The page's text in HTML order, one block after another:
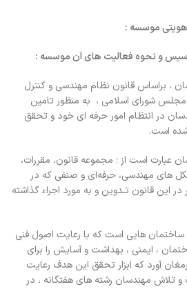
و نحوه فعالیت های آن موسسه :
، براساس قانون نظام مهندسی و کنترل
ساختمان مصوب سال ۱۳۷۴ مجلس شورای اسلامی ، به منظور تامین
در انتظام امور حرفه ای خود و تحقق
است.
عبارت‌ است‌ از ؛ مجموعه‌ قانون‌، مقررات‌،
های‌ مهندسی‌، حرفه‌ای و صنفی که ‌در
این‌ قانون‌ تـدوین‌ و به ‌مورد اجراء گذاشته‌
هایی است که با رعایت اصول فنی
، ایمنی ، بهداشت و آسایش را برای
آورد که ابزار تحقق این هدف رعایت
تلاش مهندسان رشته های هفتگانه ، در